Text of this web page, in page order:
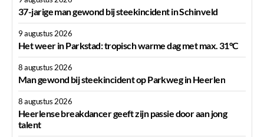
37-jarige man gewond bij steekincident in Schinveld
9 augustus 2026
Het weer in Parkstad: tropisch warme dag met max. 31°C
8 augustus 2026
Man gewond bij steekincident op Parkweg in Heerlen
8 augustus 2026
Heerlense breakdancer geeft zijn passie door aan jong
talent